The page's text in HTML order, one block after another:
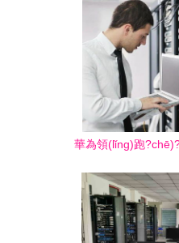
華為領(lǐng)跑
行業